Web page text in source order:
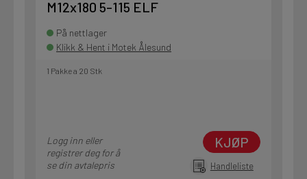
M12x180 5-115 ELF
På nettlager
Klikk & Hent i Motek Ålesund
1 Pakke a 20 Stk
Logg inn eller
registrer deg for å
se din avtalepris
KJØP
Handleliste